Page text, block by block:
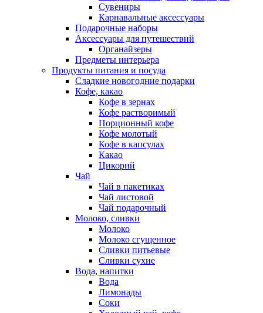
Сувениры
Карнавальные аксессуары
Подарочные наборы
Аксессуары для путешествий
Органайзеры
Предметы интерьера
Продукты питания и посуда
Сладкие новогодние подарки
Кофе, какао
Кофе в зернах
Кофе растворимый
Порционный кофе
Кофе молотый
Кофе в капсулах
Какао
Цикорий
Чай
Чай в пакетиках
Чай листовой
Чай подарочный
Молоко, сливки
Молоко
Молоко сгущенное
Сливки питьевые
Сливки сухие
Вода, напитки
Вода
Лимонады
Соки